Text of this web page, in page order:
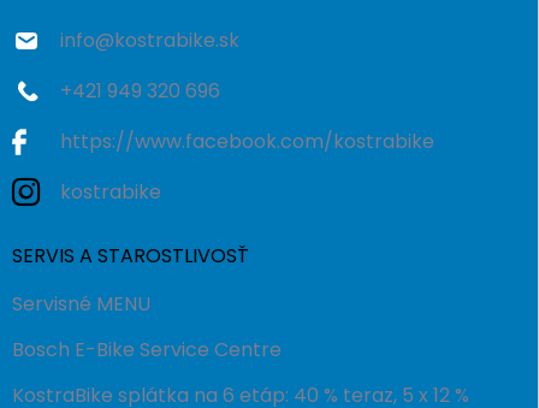
info@kostrabike.sk
+421 949 320 696
https://www.facebook.com/kostrabike
kostrabike
SERVIS A STAROSTLIVOSŤ
Servisné MENU
Bosch E-Bike Service Centre
KostraBike splátka na 6 etáp: 40 % teraz, 5 x 12 %